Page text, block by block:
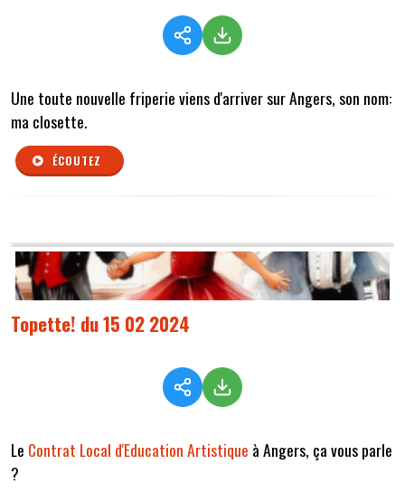
Une toute nouvelle friperie viens d'arriver sur Angers, son nom:
ma closette.
ÉCOUTEZ
Topette! du 15 02 2024
Le Contrat Local d'Education Artistique à Angers, ça vous parle
?